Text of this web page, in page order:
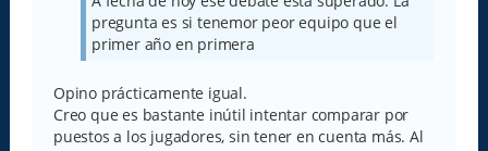
pregunta es si tenemor peor equipo que el
primer año en primera
Opino prácticamente igual.
Creo que es bastante inútil intentar comparar por
puestos a los jugadores, sin tener en cuenta más. Al